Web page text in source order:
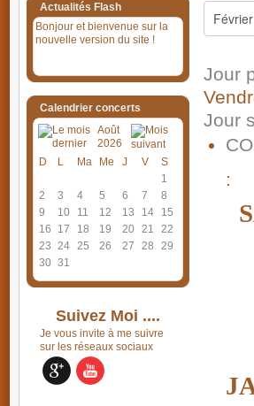
Actualités Flash
Bonjour et bienvenue sur la
nouvelle version du site !
Calendrier concerts
Août
2026
D
L Ma Me J V
S
1
2
3 4 5 6 7
8
9
10 11 12 13 14
15
16
17 18 19 20 21
22
23 24 25 26 27 28
29
30 31
Suivez Moi ....
Je vous invite à me suivre
sur les réseaux sociaux
Jour
Jour
: